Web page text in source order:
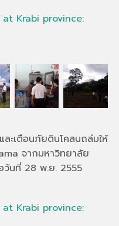
Krabi province:
ละเตือนภัยดินโคลนถล่มให้
จากมหาวิทยาลัย
วันที่ 28 พ.ย. 2555
Krabi province: